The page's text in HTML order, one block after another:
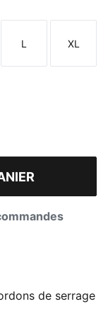
Taille
L
Taille
XL
de serrage